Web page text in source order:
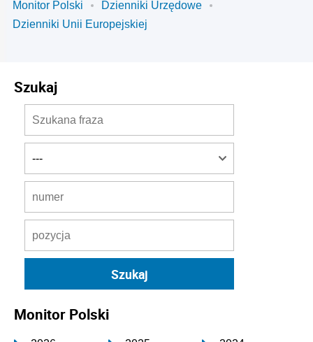
Monitor Polski
Dzienniki Urzędowe
Dzienniki Unii Europejskiej
Szukaj
Monitor Polski